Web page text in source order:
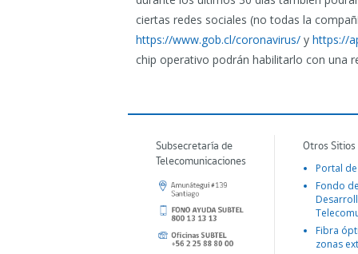
ciertas redes sociales (no todas la
https://www.gob.cl/coronavirus/ y https://
chip operativo podrán habilitarlo con una
Subsecretaría de
Telecomunicaciones
Otros
Portal
Fondo
Fibra
zonas